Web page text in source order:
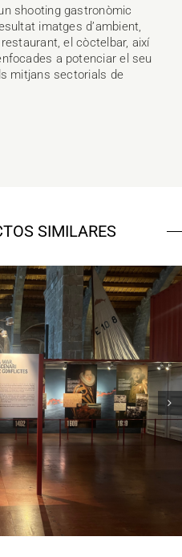
shooting gastronòmic
imatges d’ambient,
el còctelbar, així
a potenciar el seu
mitjans sectorials de
SIMILARES
– 7 vaixells, 7
de comunicació